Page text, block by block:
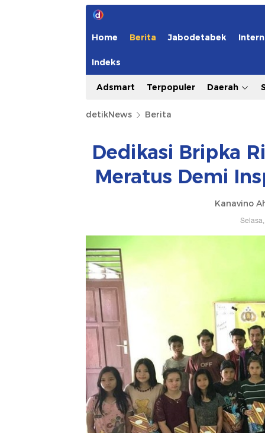
Home Berita Jabodetabek
Indeks
Adsmart Terpopuler Daerah
detikNews Berita
Dedikasi Bripka
Meratus Demi
Kanavino